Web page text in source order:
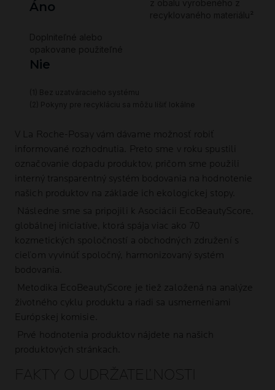
V La Roche-Posayvám dávame možnosť robiť
informované rozhodnutia. Preto sme v roku spustili
označovanie dopadu produktov, pričom sme použili
interný transparentný systém bodovania na hodnotenie
našich produktov na základe ich ekologickej stopy.
Následne sme sa pripojili k Asociácii EcoBeautyScore,
globálnej iniciatíve, ktorá spája viac ako 70
kozmetických spoločností a obchodných združení s
cieľom vyvinúť spoločný, harmonizovaný systém
bodovania.
Metodika EcoBeautyScore je tiež založená na analýze
životného cyklu produktu a riadi sa usmerneniami
Európskej komisie.
Prvé hodnotenia produktov nájdete na našich
produktových stránkach.
FAKTY O UDRŽATEĽNOSTI